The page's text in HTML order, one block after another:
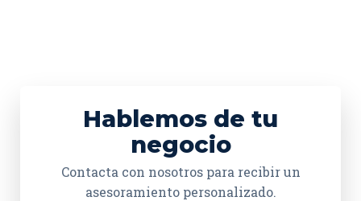
Hablemos de tu
negocio
Contacta con nosotros para recibir un
asesoramiento personalizado.